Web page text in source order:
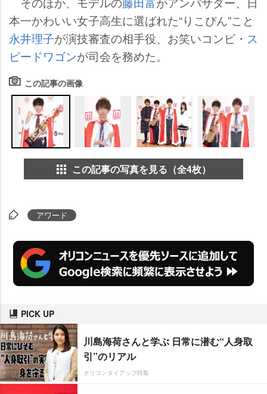
本一かわいい女子高生に選ばれた“りこぴん”こと
永井理子が演技審査の相手役、お笑いコンビ・ ス
ピードワゴンが司会を務めた。
この記事の画像
この記事の写真を見る（全4枚）
アワード
PICK UP
川島海荷さんと学ぶ 日常に潜む“人身取
引”のリアル
オリコンタイアップ特集